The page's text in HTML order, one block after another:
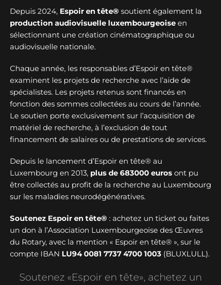
Depuis 2024, Espoir en tête® soutient également la
production audiovisuelle luxembourgeoise en
sélectionnant une création cinématographique ou
audiovisuelle nationale.
Chaque année, les responsables d’Espoir en tête®
examinent les projets de recherche avec l’aide de
spécialistes. Les projets retenus sont financés en
fonction des sommes collectées au cours de l’année.
Le soutien porte exclusivement sur l’acquisition de
matériel de recherche, à l’exclusion de tout
financement de salaires ou de prestations de services.
Depuis le lancement d’Espoir en tête® au
Luxembourg en 2013, plus de 683000 euros ont pu
être collectés au profit de la recherche au Luxembourg
sur les maladies neurodégénératives.
Soutenez Espoir en tête® : achetez un ticket ou faites
un don à l’Association Luxembourgeoise des Œuvres
du Rotary, avec la mention « Espoir en tête® », sur le
compte IBAN LU94 0081 7737 4700 1003 (BLUXLULL).
Soutenez «Espoir en tête», achetez un